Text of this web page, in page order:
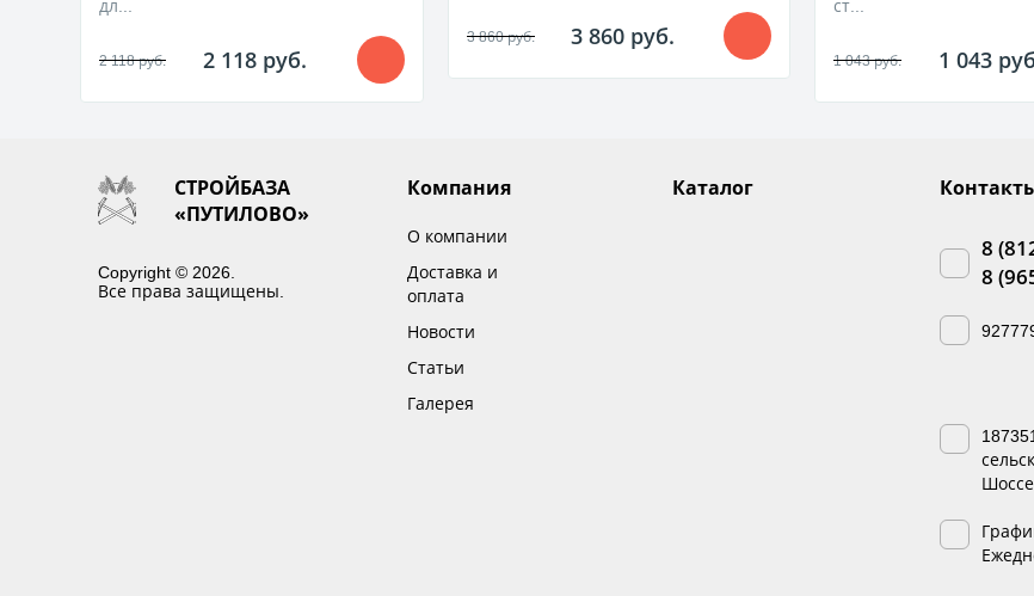
дл...
2 118 руб. 2 118 руб.
3 860 руб. 3 860 руб.
ст...
1 043 руб. 1 043
СТРОЙБАЗА
«ПУТИЛОВО»
Copyright © 2026.
Все права защищены.
Компания
О компании
Доставка и
оплата
Новости
Статьи
Галерея
Каталог
8
8